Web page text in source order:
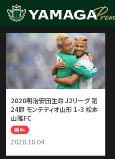
無料コンテンツ インタビュー 試
2020.10.04
2020明治安田生命 J2リーグ 第
24節 モンテディオ山形 1-3 松本
山雅FC
無料